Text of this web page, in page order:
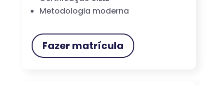
Metodologia moderna
Fazer matrícula